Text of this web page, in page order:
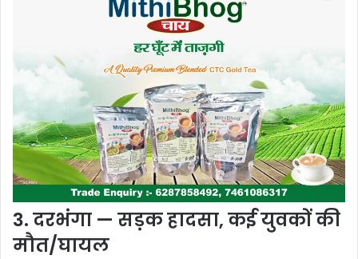
3. दरभंगा — सड़क हादसा, कई युवकों की
मौत/घायल